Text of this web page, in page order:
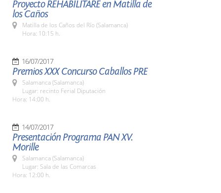
Proyecto REHABILITARE en Matilla de
los Caños
Matilla de los Caños del Río (Salamanca)
Hora: 10:15 h.
16/07/2017
Premios XXX Concurso Caballos PRE
Salamanca (Salamanca)
Lugar: recinto Ferial Diputación
Hora: 14:00 h.
14/07/2017
Presentación Programa PAN XV.
Morille
Salamanca (Salamanca)
Lugar: Sala de las Comarcas
Hora: 12:00 h.